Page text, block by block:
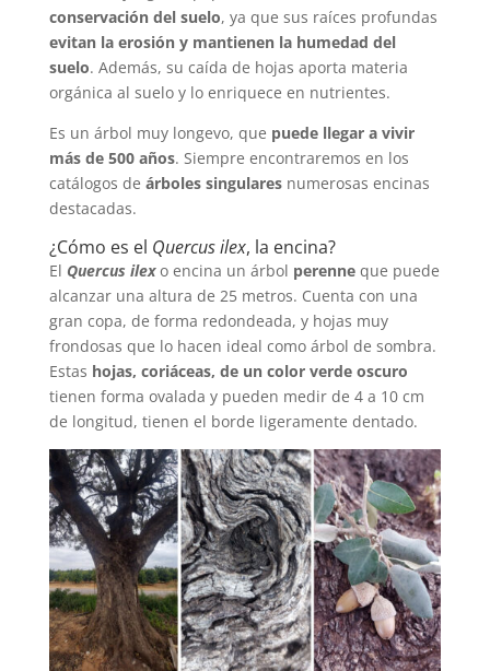
conservación del suelo, ya que sus raíces profundas
evitan la erosión y mantienen la humedad del
suelo. Además, su caída de hojas aporta materia
orgánica al suelo y lo enriquece en nutrientes.
Es un árbol muy longevo, que puede llegar a vivir
más de 500 años. Siempre encontraremos en los
catálogos de árboles singularesnumerosas encinas
destacadas.
¿Cómo es el Quercus ilex, la encina?
El Quercus ilexo encina un árbol perenne que puede
alcanzar una altura de 25 metros. Cuenta con una
gran copa, de forma redondeada, y hojas muy
frondosas que lo hacen ideal como árbol de sombra.
Estas hojas, coriáceas, de un color verde oscuro
tienen forma ovalada y pueden medir de 4 a 10 cm
de longitud, tienen el borde ligeramente dentado.